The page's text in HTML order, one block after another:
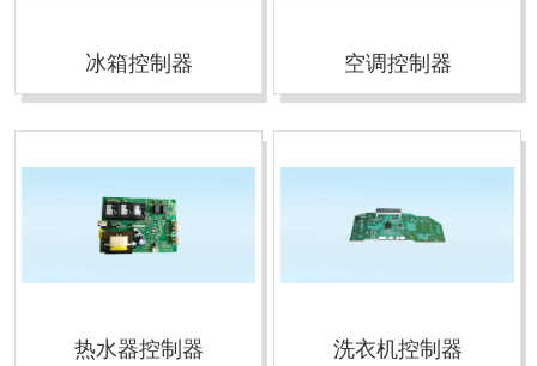
冰箱控制器 空调控制器
热水器控制器 洗衣机控制器